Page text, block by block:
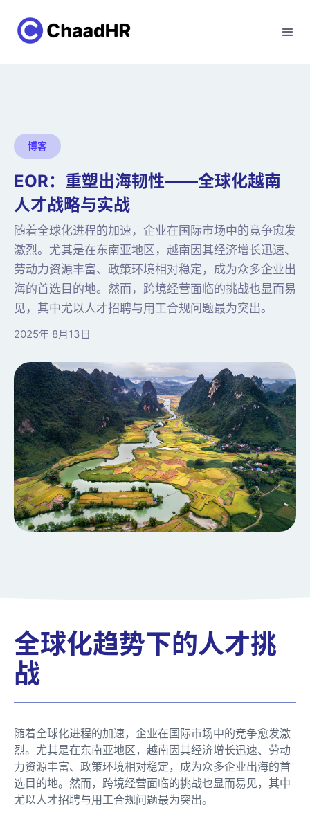
博客
EOR：重塑出海韧性——全球化越南
人才战略与实战
随着全球化进程的加速，企业在国际市场中的竞争愈发
激烈。尤其是在东南亚地区，越南因其经济增长迅速、
劳动力资源丰富、政策环境相对稳定，成为众多企业出
海的首选目的地。然而，跨境经营面临的挑战也显而易
见，其中尤以人才招聘与用工合规问题最为突出。
2025年 8月13日
全球化趋势下的人才挑
战
随着全球化进程的加速，企业在国际市场中的竞争愈发激
烈。尤其是在东南亚地区，越南因其经济增长迅速、劳动
力资源丰富、政策环境相对稳定，成为众多企业出海的首
选目的地。然而，跨境经营面临的挑战也显而易见，其中
尤以人才招聘与用工合规问题最为突出。